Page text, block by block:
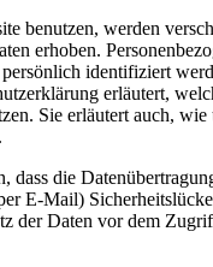
benutzen, werden
erhoben.
identifiziert
erläutert,
Sie erläutert auch,
dass die
E-Mail)
der Daten vor dem